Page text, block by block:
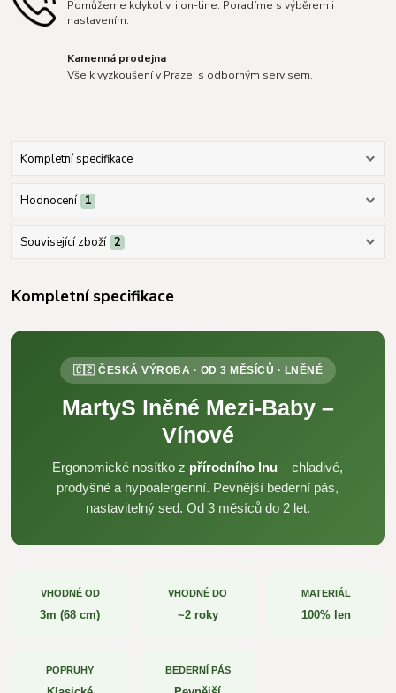
Pomůžeme kdykoliv, i on-line. Poradíme s výběrem i
nastavením.
Kamenná prodejna
Vše k vyzkoušení v Praze, s odborným servisem.
Kompletní specifikace
Hodnocení 1
Související zboží 2
Kompletní specifikace
🇨🇿 ČESKÁ VÝROBA · OD 3 MĚSÍCŮ · LNĚNÉ
MartyS lněné Mezi-Baby –
Vínové
Ergonomické nosítko z přírodního lnu – chladivé,
prodyšné a hypoalergenní. Pevnější bederní pás,
nastavitelný sed. Od 3 měsíců do 2 let.
VHODNÉ OD
3m (68 cm)
VHODNÉ DO
~2 roky
MATERIÁL
100% len
POPRUHY BEDERNÍ PÁS